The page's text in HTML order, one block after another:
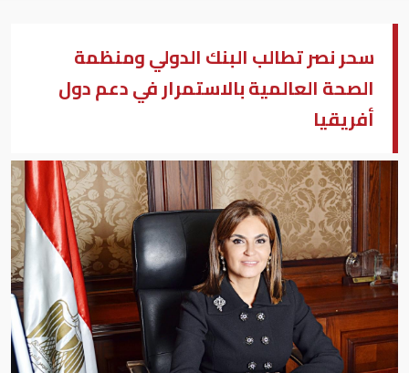
سحر نصر تطالب البنك الدولي ومنظمة
الصحة العالمية بالاستمرار في دعم دول
أفريقيا